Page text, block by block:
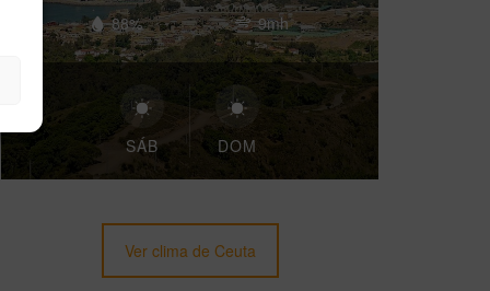
88% 9mh
SÁB DOM
Ver clima de Ceuta